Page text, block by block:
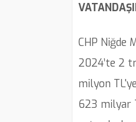
CHP Niğde
2024’te 2
milyon
623 milyar